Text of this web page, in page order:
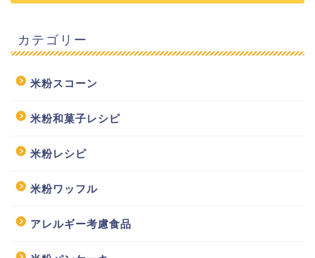
カテゴリー
米粉スコーン
米粉和菓子レシピ
米粉レシピ
米粉ワッフル
アレルギー考慮食品